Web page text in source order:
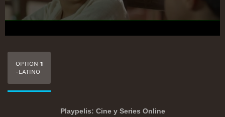
OPTION 1
-LATINO
Playpelis: Cine y Series Online